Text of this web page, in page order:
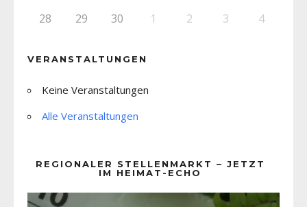
28 29 30 1 2 3 4
VERANSTALTUNGEN
Keine Veranstaltungen
Alle Veranstaltungen
REGIONALER STELLENMARKT – JETZT
IM HEIMAT-ECHO